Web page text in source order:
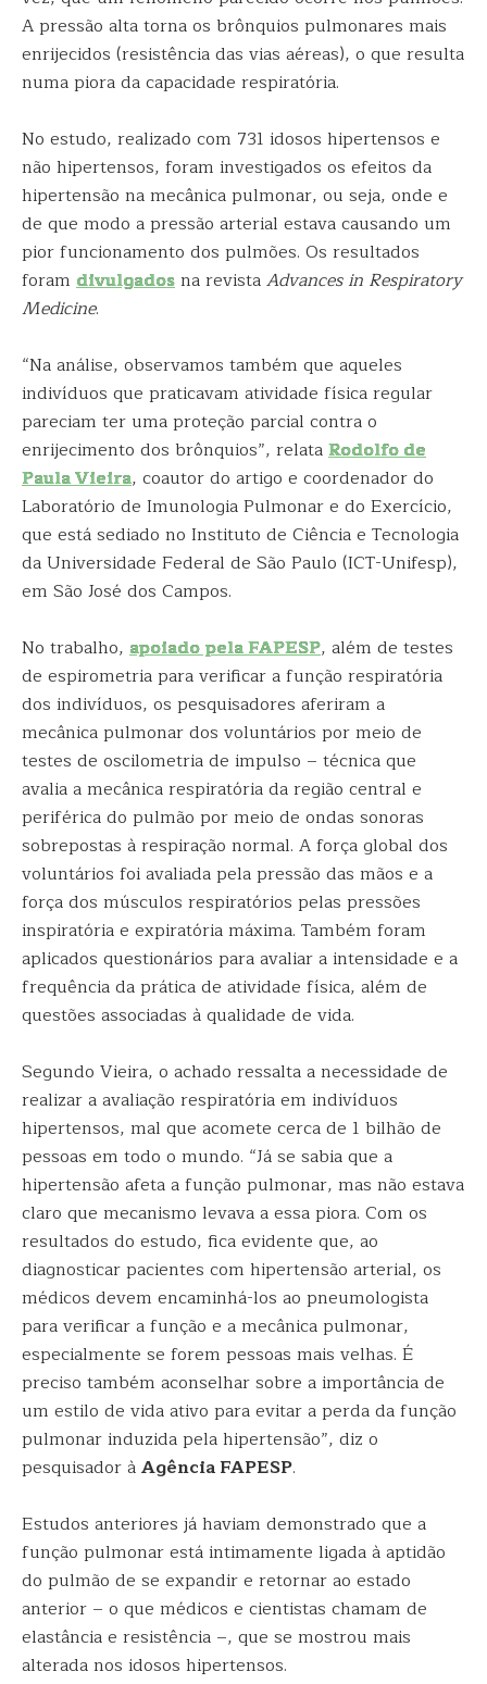
A pressão alta torna os brônquios pulmonares mais
enrijecidos (resistência das vias aéreas), o que resulta
numa piora da capacidade respiratória.
No estudo, realizado com 731 idosos hipertensos e
não hipertensos, foram investigados os efeitos da
hipertensão na mecânica pulmonar, ou seja, onde e
de que modo a pressão arterial estava causando um
pior funcionamento dos pulmões. Os resultados
foram divulgadosna revistaAdvances in Respiratory
Medicine.
“Na análise, observamos também que aqueles
indivíduos que praticavam atividade física regular
pareciam ter uma proteção parcial contra o
enrijecimento dos brônquios”, relataRodolfo de
Paula Vieira, coautor do artigo e coordenador do
Laboratório de Imunologia Pulmonar e do Exercício,
que está sediado no Instituto de Ciência e Tecnologia
da Universidade Federal de São Paulo (ICT-Unifesp),
em São José dos Campos.
No trabalho, apoiado pela FAPESP, além de testes
de espirometria para verificar a função respiratória
dos indivíduos, os pesquisadores aferiram a
mecânica pulmonar dos voluntários por meio de
testes de oscilometria de impulso – técnica que
avalia a mecânica respiratória da região central e
periférica do pulmão por meio de ondas sonoras
sobrepostas à respiração normal. A força global dos
voluntários foi avaliada pela pressão das mãos e a
força dos músculos respiratórios pelas pressões
inspiratória e expiratória máxima. Também foram
aplicados questionários para avaliar a intensidade e a
frequência da prática de atividade física, além de
questões associadas à qualidade de vida.
Segundo Vieira, o achado ressalta a necessidade de
realizar a avaliação respiratória em indivíduos
hipertensos, mal que acomete cerca de 1 bilhão de
pessoas em todo o mundo. “Já se sabia que a
hipertensão afeta a função pulmonar, mas não estava
claro que mecanismo levava a essa piora. Com os
resultados do estudo, fica evidente que, ao
diagnosticar pacientes com hipertensão arterial, os
médicos devem encaminhá-los ao pneumologista
para verificar a função e a mecânica pulmonar,
especialmente se forem pessoas mais velhas. É
preciso também aconselhar sobre a importância de
um estilo de vida ativo para evitar a perda da função
pulmonar induzida pela hipertensão”, diz o
pesquisador àAgência FAPESP.
Estudos anteriores já haviam demonstrado que a
função pulmonar está intimamente ligada à aptidão
do pulmão de se expandir e retornar ao estado
anterior – o que médicos e cientistas chamam de
elastância e resistência –, que se mostrou mais
alterada nos idosos hipertensos.